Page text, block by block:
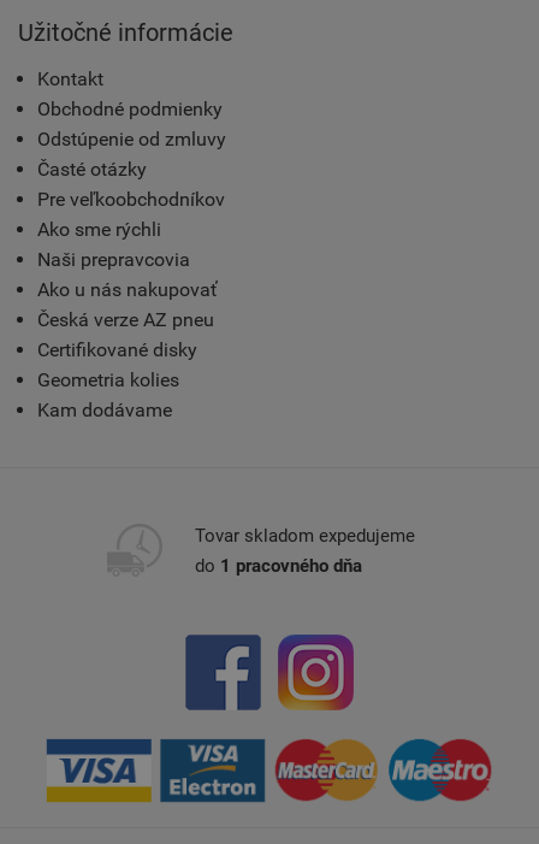
Užitočné informácie
Kontakt
Obchodné podmienky
Odstúpenie od zmluvy
Časté otázky
Pre veľkoobchodníkov
Ako sme rýchli
Naši prepravcovia
Ako u nás nakupovať
Česká verze AZ pneu
Certifikované disky
Geometria kolies
Kam dodávame
Tovar skladom expedujeme
do 1 pracovného dňa